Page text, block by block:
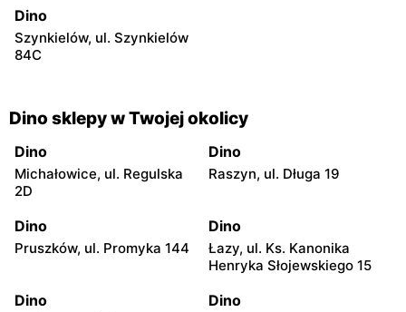
Dino
Szynkielów, ul. Szynkielów
84C
Dino sklepy w Twojej okolicy
Dino
Michałowice, ul. Regulska
2D
Dino
Raszyn, ul. Długa 19
Dino
Pruszków, ul. Promyka 144
Dino
Łazy, ul. Ks. Kanonika
Henryka Słojewskiego 15
Dino Dino